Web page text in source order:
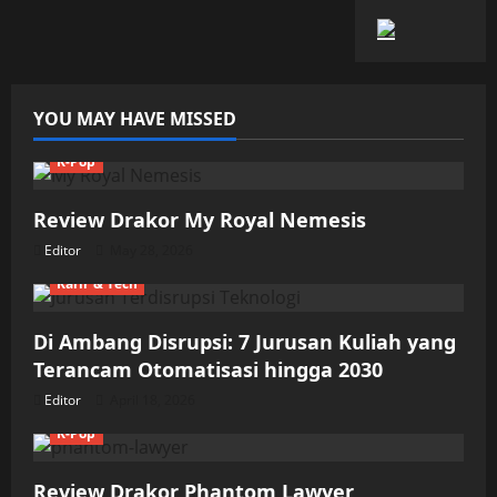
YOU MAY HAVE MISSED
K-Pop
Review Drakor My Royal Nemesis
Editor
Karir & Tech
Di Ambang Disrupsi: 7 Jurusan Kuliah yang
Terancam Otomatisasi hingga 2030
Editor
K-Pop